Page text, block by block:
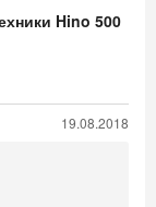
Hino 500
19.08.2018